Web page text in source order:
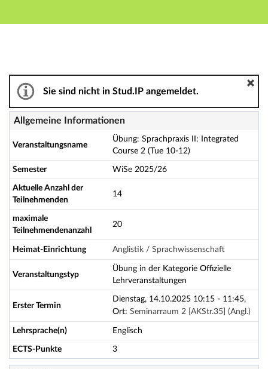
Hauptnavigation
Übung: Sprachpraxis II: Integrated Course 2 (Tue 10-
Sie sind nicht in Stud.IP angemeldet.
Allgemeine Informationen
Veranstaltungsname
Übung: Sprachpraxis II: Integrated
Course 2 (Tue 10-12)
Semester WiSe 2025/26
Aktuelle Anzahl der
Teilnehmenden
14
maximale
Teilnehmendenanzahl
20
Heimat-Einrichtung Anglistik / Sprachwissenschaft
Veranstaltungstyp
Übung in der Kategorie Offizielle
Lehrveranstaltungen
Erster Termin
Dienstag, 14.10.2025 10:15 - 11:45,
Ort: Seminarraum 2 [AKStr.35] (Angl.)
Lehrsprache(n) Englisch
ECTS-Punkte 3